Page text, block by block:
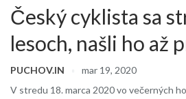
Český cyklista sa
lesoch, našli ho až
PUCHOV.IN mar 19, 2020
V stredu 18. marca 2020 vo večerných